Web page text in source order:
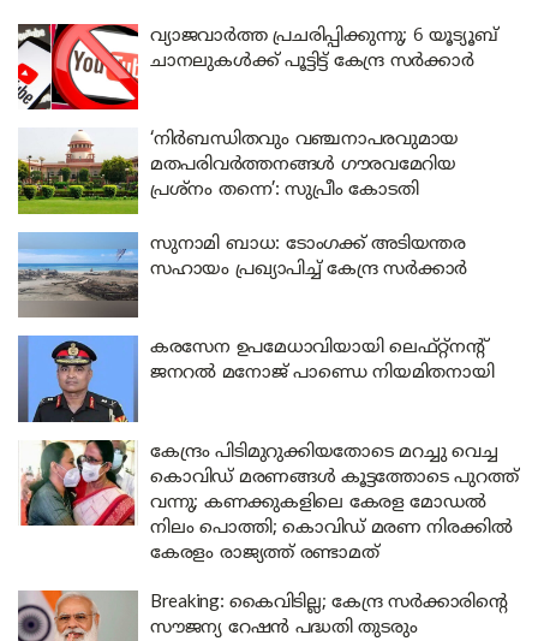
വ്യാജവാർത്ത പ്രചരിപ്പിക്കുന്നു; 6 യൂട്യൂബ്
ചാനലുകൾക്ക് പൂട്ടിട്ട് കേന്ദ്ര സർക്കാർ
‘നിർബന്ധിതവും വഞ്ചനാപരവുമായ
മതപരിവർത്തനങ്ങൾ ഗൗരവമേറിയ
പ്രശ്നം തന്നെ’: സുപ്രീം കോടതി
സുനാമി ബാധ: ടോംഗക്ക് അടിയന്തര
സഹായം പ്രഖ്യാപിച്ച് കേന്ദ്ര സർക്കാർ
കരസേന ഉപമേധാവിയായി ലെഫ്റ്റ്നന്റ്
ജനറൽ മനോജ് പാണ്ഡെ നിയമിതനായി
കേന്ദ്രം പിടിമുറുക്കിയതോടെ മറച്ചു വെച്ച
കൊവിഡ് മരണങ്ങൾ കൂട്ടത്തോടെ പുറത്ത്
വന്നു; കണക്കുകളിലെ കേരള മോഡൽ
നിലം പൊത്തി; കൊവിഡ് മരണ നിരക്കിൽ
കേരളം രാജ്യത്ത് രണ്ടാമത്
Breaking: കൈവിടില്ല; കേന്ദ്ര സർക്കാരിന്റെ
സൗജന്യ റേഷൻ പദ്ധതി തുടരും